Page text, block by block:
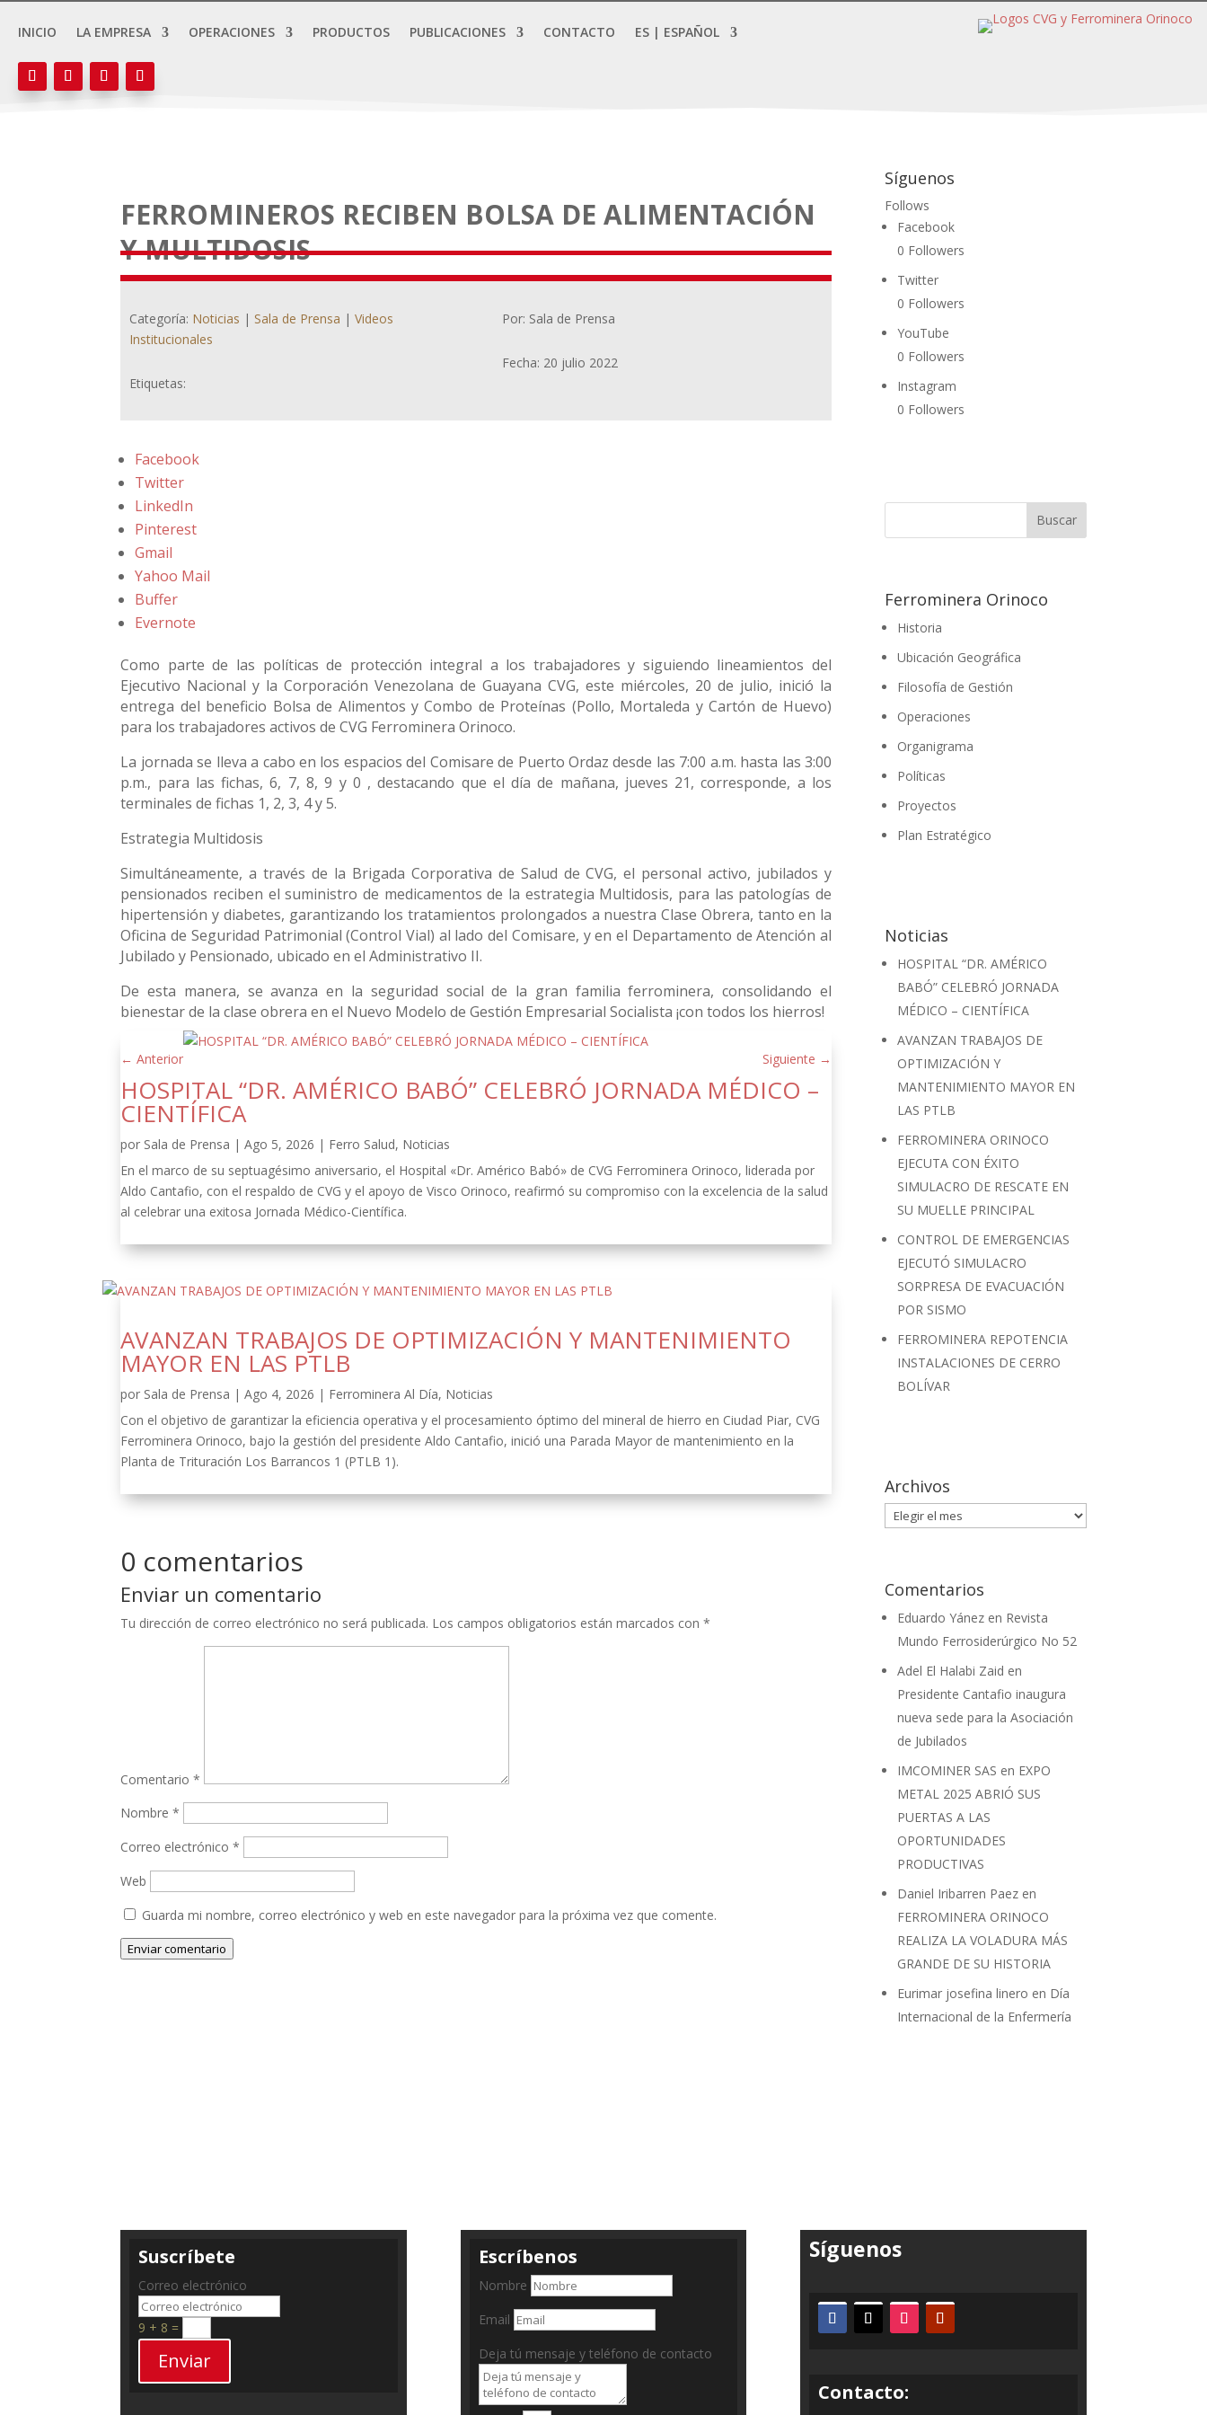
INICIO LA EMPRESA OPERACIONES PRODUCTOS PUBLICACIONES CONTACTO ES | ESPAÑOL
FERROMINEROS RECIBEN BOLSA DE ALIMENTACIÓN
Y MULTIDOSIS
Categoría: Noticias | Sala de Prensa |Videos
Institucionales
Etiquetas:
Por: Sala de Prensa
Fecha: 20 julio 2022
Facebook
Twitter
LinkedIn
Pinterest
Gmail
Yahoo Mail
Buffer
Evernote
Como parte de las políticas de protección integral a los trabajadores y siguiendo lineamientos del
Ejecutivo Nacional y la Corporación Venezolana de Guayana CVG, este miércoles, 20 de julio, inició la
entrega del beneficio Bolsa de Alimentos y Combo de Proteínas (Pollo, Mortaleda y Cartón de Huevo)
para los trabajadores activos de CVG Ferrominera Orinoco.
La jornada se lleva a cabo en los espacios del Comisare de Puerto Ordaz desde las 7:00 a.m. hasta las 3:00
p.m., para las fichas, 6, 7, 8, 9 y 0 , destacando que el día de mañana, jueves 21, corresponde, a los
terminales de fichas 1, 2, 3, 4 y 5.
Estrategia Multidosis
Simultáneamente, a través de la Brigada Corporativa de Salud de CVG, el personal activo, jubilados y
pensionados reciben el suministro de medicamentos de la estrategia Multidosis, para las patologías de
hipertensión y diabetes, garantizando los tratamientos prolongados a nuestra Clase Obrera, tanto en la
Oficina de Seguridad Patrimonial (Control Vial) al lado del Comisare, y en el Departamento de Atención al
Jubilado y Pensionado, ubicado en el Administrativo II.
De esta manera, se avanza en la seguridad social de la gran familia ferrominera, consolidando el
bienestar de la clase obrera en el Nuevo Modelo de Gestión Empresarial Socialista ¡con todos los hierros!
←Anterior Siguiente →
HOSPITAL “DR. AMÉRICO BABÓ” CELEBRÓ JORNADA MÉDICO –
CIENTÍFICA
por Sala de Prensa |Ago 5, 2026 | Ferro Salud, Noticias
En el marco de su septuagésimo aniversario, el Hospital «Dr. Américo Babó» de CVG Ferrominera Orinoco, liderada por
Aldo Cantafio, con el respaldo de CVG y el apoyo de Visco Orinoco, reafirmó su compromiso con la excelencia de la salud
al celebrar una exitosa Jornada Médico-Científica.
AVANZAN TRABAJOS DE OPTIMIZACIÓN Y MANTENIMIENTO
MAYOR EN LAS PTLB
por Sala de Prensa |Ago 4, 2026 | Ferrominera Al Día, Noticias
Con el objetivo de garantizar la eficiencia operativa y el procesamiento óptimo del mineral de hierro en Ciudad Piar, CVG
Ferrominera Orinoco, bajo la gestión del presidente Aldo Cantafio, inició una Parada Mayor de mantenimiento en la
Planta de Trituración Los Barrancos 1 (PTLB 1).
0 comentarios
Enviar un comentario
Tu dirección de correo electrónico no será publicada. Los campos obligatorios están marcados con*
Comentario*
Nombre*
Correo electrónico*
Web
Guarda mi nombre, correo electrónico y web en este navegador para la próxima vez que comente.
Enviar comentario
Síguenos
Follows
Facebook
0 Followers
Twitter
0 Followers
YouTube
0 Followers
Instagram
0 Followers
Ferrominera Orinoco
Historia
Ubicación Geográfica
Filosofía de Gestión
Operaciones
Organigrama
Políticas
Proyectos
Plan Estratégico
Noticias
HOSPITAL “DR. AMÉRICO
BABÓ” CELEBRÓ JORNADA
MÉDICO – CIENTÍFICA
AVANZAN TRABAJOS DE
OPTIMIZACIÓN Y
MANTENIMIENTO MAYOR EN
LAS PTLB
FERROMINERA ORINOCO
EJECUTA CON ÉXITO
SIMULACRO DE RESCATE EN
SU MUELLE PRINCIPAL
CONTROL DE EMERGENCIAS
EJECUTÓ SIMULACRO
SORPRESA DE EVACUACIÓN
POR SISMO
FERROMINERA REPOTENCIA
INSTALACIONES DE CERRO
BOLÍVAR
Archivos
Archivos
Comentarios
Eduardo Yánez en Revista
Mundo Ferrosiderúrgico No 52
Adel El Halabi Zaid en
Presidente Cantafio inaugura
nueva sede para la Asociación
de Jubilados
IMCOMINER SAS en EXPO
METAL 2025 ABRIÓ SUS
PUERTAS A LAS
OPORTUNIDADES
PRODUCTIVAS
Daniel Iribarren Paez en
FERROMINERA ORINOCO
REALIZA LA VOLADURA MÁS
GRANDE DE SU HISTORIA
Eurimar josefina linero en Día
Internacional de la Enfermería
Suscríbete
Correo electrónico
9 + 8 =
Enviar
Escríbenos
Nombre
Email
Deja tú mensaje y teléfono de contacto
Síguenos
Contacto: